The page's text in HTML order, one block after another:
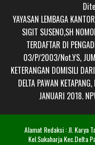
YAYASAN LEMBAGA
SIGIT SUSENO,SH
TERDAFTAR DI
03/P/2003/Not.YS,
KETERANGAN DOMISILI
DELTA PAWAN
JANUARI 2018.
Alamat Redaksi : Jl. Karya
Kel.Sukaharja Kec.Delta